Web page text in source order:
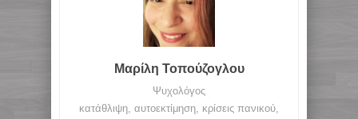
Μαρίλη Τοπούζογλου
Ψυχολόγος
κατάθλιψη, αυτοεκτίμηση, κρίσεις πανικού,